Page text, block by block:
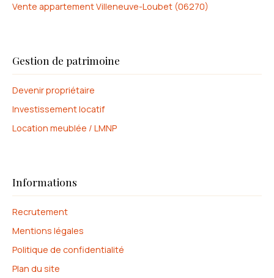
Vente appartement Villeneuve-Loubet (06270)
Gestion de patrimoine
Devenir propriétaire
Investissement locatif
Location meublée / LMNP
Informations
Recrutement
Mentions légales
Politique de confidentialité
Plan du site